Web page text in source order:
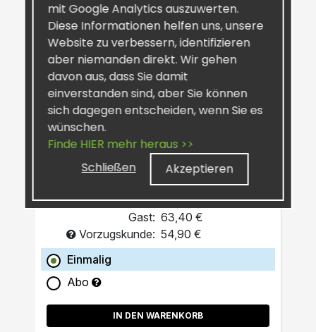
SiselRIPT™ Sunburst
Pro-Grade Post-Workout
Gast: 63,40 €
Vorzugskunde: 54,90 €
Einmalig
Abo
IN DEN WARENKORB
mit Google Analytics auszuwerten.
Diese Informationen helfen uns, unsere
Website zu verbessern, identifizieren
aber niemanden direkt. Wir gehen
davon aus, dass Sie damit
einverstanden sind, aber Sie können
sich dagegen entscheiden, wenn Sie es
wünschen.
Finde HIER mehr heraus >>
Schließen
Akzeptieren